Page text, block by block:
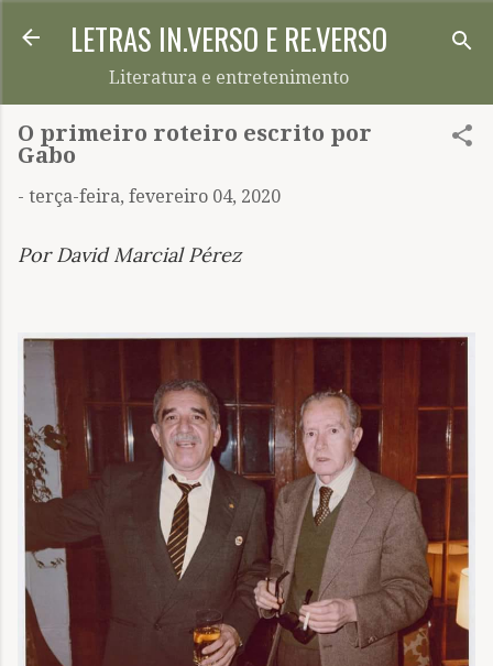
Pular para o conteúdo principal
LETRAS IN.VERSO E RE.VERSO
Literatura e entretenimento
O primeiro roteiro escrito por
Gabo
- terça-feira, fevereiro 04, 2020
Por David Marcial Pérez